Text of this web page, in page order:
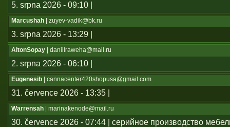
5. srpna 2026 - 09:10 |
Marcushah | zuyev-vadik@bk.ru
3. srpna 2026 - 13:29 |
AltonSopay | daniilraweha@mail.ru
2. srpna 2026 - 06:10 |
Eugenesib | cannacenter420shopusa@gmail.com
31. července 2026 - 13:35 |
Warrensah | marinakenode@mail.ru
30. července 2026 - 07:44 | серийное производство